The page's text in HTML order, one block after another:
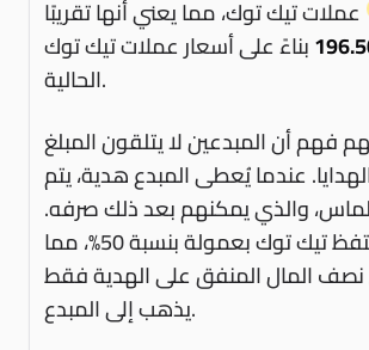
عملات تيك توك، مما يعني أنها تقريبًا
بناءً على أسعار عملات تيك توك
الحالية.
فهم أن المبدعين لا يتلقون المبلغ
عندما يُعطى المبدع هدية، يتم
والذي يمكنهم بعد ذلك صرفه.
ومع ذلك، تحتفظ تيك توك بعمولة بنسبة 50%، مما
المال المنفق على الهدية فقط
يذهب إلى المبدع.